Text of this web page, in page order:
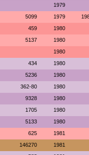
1979
5099 1979
459 1980
5137 1980
1980
434 1980
5236 1980
362-80 1980
9328 1980
1705 1980
5133 1980
625 1981
146270 1981